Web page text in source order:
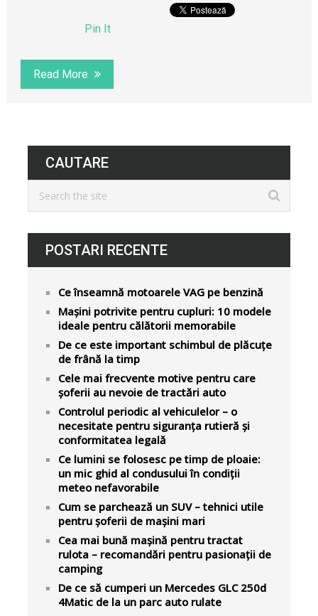
Pin It
Read More
CAUTARE
POSTARI RECENTE
Ce înseamnă motoarele VAG pe benzină
Mașini potrivite pentru cupluri: 10 modele
ideale pentru călătorii memorabile
De ce este important schimbul de plăcuțe
de frână la timp
Cele mai frecvente motive pentru care
șoferii au nevoie de tractări auto
Controlul periodic al vehiculelor – o
necesitate pentru siguranța rutieră și
conformitatea legală
Ce lumini se folosesc pe timp de ploaie:
un mic ghid al condusului în condiții
meteo nefavorabile
Cum se parchează un SUV – tehnici utile
pentru șoferii de mașini mari
Cea mai bună mașină pentru tractat
rulota – recomandări pentru pasionații de
camping
De ce să cumperi un Mercedes GLC 250d
4Matic de la un parc auto rulate